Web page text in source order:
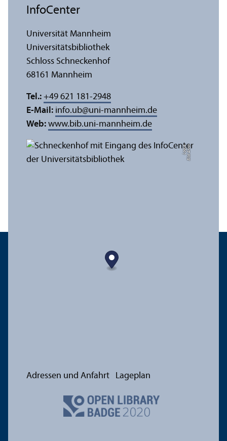
Bil
d:
A
n
n
a
L
o
g
u
e
InfoCenter
Universität Mannheim
Universitäts­bibliothek
Schloss Schneckenhof
68161 Mannheim
Tel.: +49 621 181-2948
E-Mail: info.ub@uni-mannheim.de
Web: www.bib.uni-mannheim.de
Adressen und Anfahrt Lageplan